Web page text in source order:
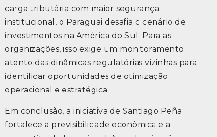
carga tributária com maior segurança
institucional, o Paraguai desafia o cenário de
investimentos na América do Sul. Para as
organizações, isso exige um monitoramento
atento das dinâmicas regulatórias vizinhas para
identificar oportunidades de otimização
operacional e estratégica.
Em conclusão, a iniciativa de Santiago Peña
fortalece a previsibilidade econômica e a